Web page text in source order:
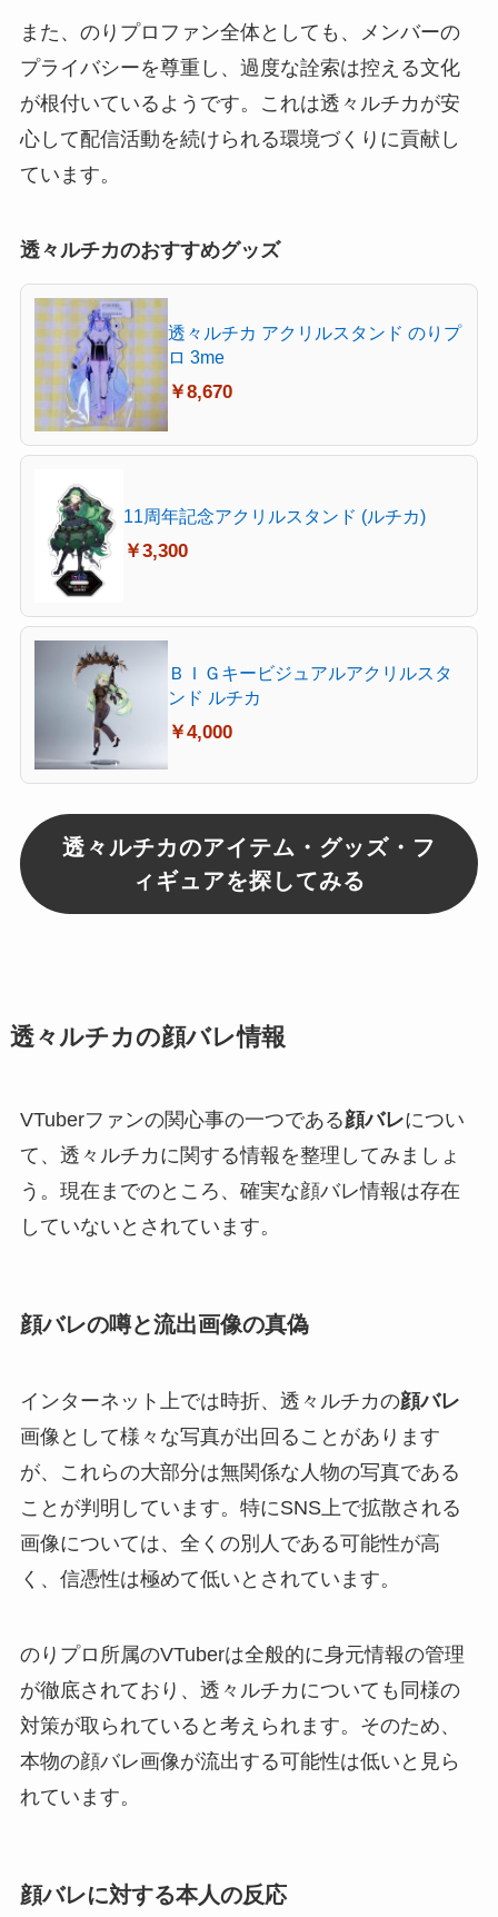
また、のりプロファン全体としても、メンバーの
プライバシーを尊重し、過度な詮索は控える文化
が根付いているようです。これは透々ルチカが安
心して配信活動を続けられる環境づくりに貢献し
ています。
透々ルチカのおすすめグッズ
透々ルチカ アクリルスタンド のりプ
ロ 3me
￥8,670
11周年記念アクリルスタンド (ルチカ)
￥3,300
ＢＩＧキービジュアルアクリルスタ
ンド ルチカ
￥4,000
透々ルチカのアイテム・グッズ・フ
ィギュアを探してみる
透々ルチカの顔バレ情報
VTuberファンの関心事の一つである顔バレについ
て、透々ルチカに関する情報を整理してみましょ
う。現在までのところ、確実な顔バレ情報は存在
していないとされています。
顔バレの噂と流出画像の真偽
インターネット上では時折、透々ルチカの顔バレ
画像として様々な写真が出回ることがあります
が、これらの大部分は無関係な人物の写真である
ことが判明しています。特にSNS上で拡散される
画像については、全くの別人である可能性が高
く、信憑性は極めて低いとされています。
のりプロ所属のVTuberは全般的に身元情報の管理
が徹底されており、透々ルチカについても同様の
対策が取られていると考えられます。そのため、
本物の顔バレ画像が流出する可能性は低いと見ら
れています。
顔バレに対する本人の反応